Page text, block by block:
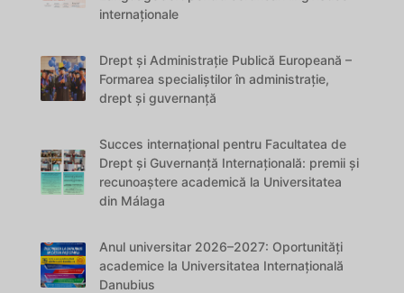
internaționale
Drept și Administrație Publică Europeană –
Formarea specialiștilor în administrație,
drept și guvernanță
Succes internațional pentru Facultatea de
Drept și Guvernanță Internațională: premii și
recunoaștere academică la Universitatea
din Málaga
Anul universitar 2026–2027: Oportunități
academice la Universitatea Internațională
Danubius